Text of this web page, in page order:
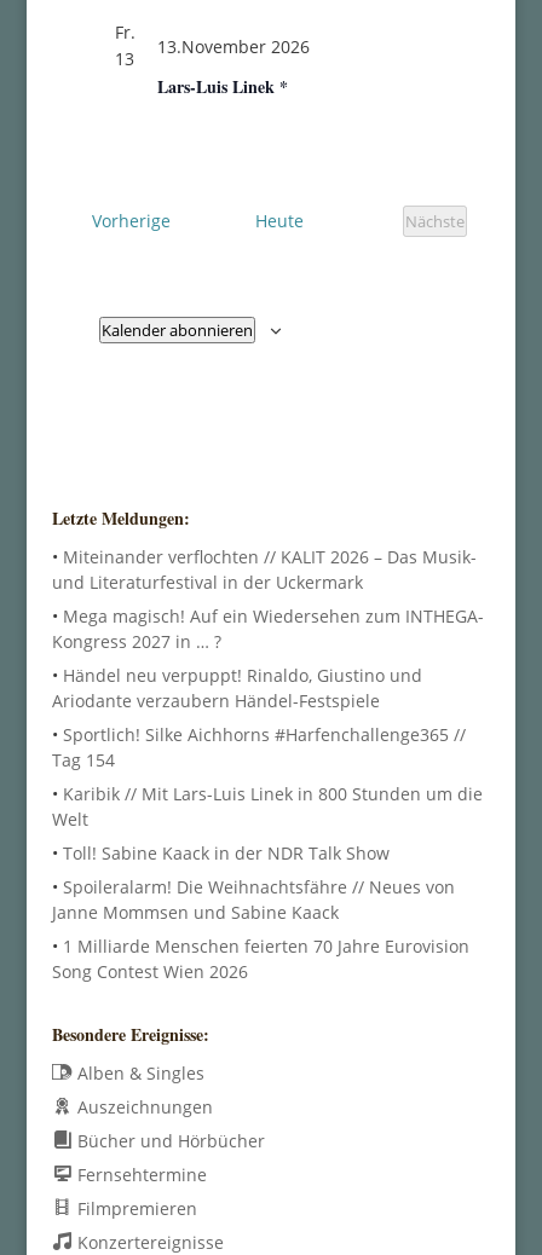
Fr.
13
Lars-Luis Linek *
13.November 2026
Vorherige Veranstaltungen
Heute
Nächste
Kalender abonnieren
Letzte Meldungen:
• Miteinander verflochten // KALIT 2026 – Das Musik-
und Literaturfestival in der Uckermark
• Mega magisch! Auf ein Wiedersehen zum INTHEGA-
Kongress 2027 in … ?
• Händel neu verpuppt! Rinaldo, Giustino und
Ariodante verzaubern Händel-Festspiele
• Sportlich! Silke Aichhorns #Harfenchallenge365 //
Tag 154
• Karibik // Mit Lars-Luis Linek in 800 Stunden um die
Welt
• Toll! Sabine Kaack in der NDR Talk Show
• Spoileralarm! Die Weihnachtsfähre // Neues von
Janne Mommsen und Sabine Kaack
• 1 Milliarde Menschen feierten 70 Jahre Eurovision
Song Contest Wien 2026
Besondere Ereignisse:
Alben & Singles
Auszeichnungen
Bücher und Hörbücher
Fernsehtermine
Filmpremieren
Konzertereignisse